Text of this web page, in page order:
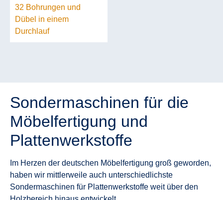
32 Bohrungen und
Dübel in einem
Durchlauf
Sondermaschinen für die
Möbelfertigung und
Plattenwerkstoffe
Im Herzen der deutschen Möbelfertigung groß geworden,
haben wir mittlerweile auch unterschiedlichste
Sondermaschinen für Plattenwerkstoffe weit über den